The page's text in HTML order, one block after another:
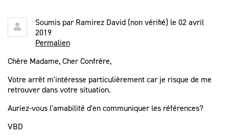
Soumis parRamirez David (non vérifié) le 02 avril
2019
Permalien
Chère Madame, Cher Confrère,
Votre arrêt m'intéresse particulièrement car je risque de me
retrouver dans votre situation.
Auriez-vous l'amabilité d'en communiquer les références?
VBD